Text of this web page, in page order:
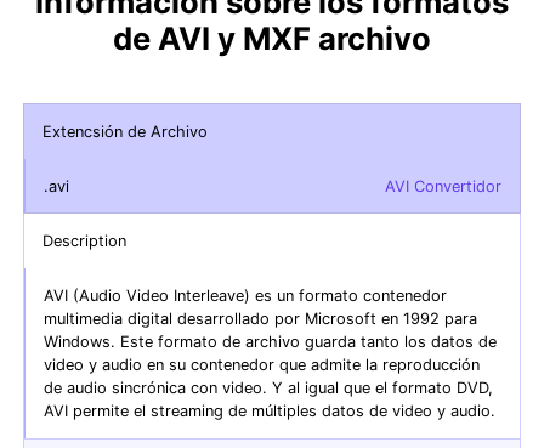
de AVI y MXF archivo
Extencsión de Archivo
.avi AVI Convertidor
Description
AVI (Audio Video Interleave) es un formato contenedor
multimedia digital desarrollado por Microsoft en 1992 para
Windows. Este formato de archivo guarda tanto los datos de
video y audio en su contenedor que admite la reproducción
de audio sincrónica con video. Y al igual que el formato DVD,
AVI permite el streaming de múltiples datos de video y audio.